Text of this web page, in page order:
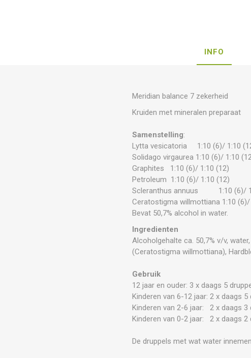
INFO
Meridian balance 7 zekerheid
Kruiden met mineralen preparaat
Samenstelling:
Lytta vesicatoria 1:10 (6)/ 1:10
Solidago virgaurea 1:10 (6)/ 1:10
Graphites 1:10 (6)/ 1:10 (12)
Petroleum 1:10 (6)/ 1:10 (12)
Scleranthus annuus 1:10 (6)/
Ceratostigma willmottiana 1:10 (6)/
Bevat 50,7% alcohol in water.
Ingredienten
Alcoholgehalte ca. 50,7% v/v,
(Ceratostigma willmottiana),
Gebruik
12 jaar en ouder: 3 x daags 5
Kinderen van 6-12 jaar: 2 x daags 5
Kinderen van 2-6 jaar: 2 x daags 3
Kinderen van 0-2 jaar: 2 x daags 2
De druppels met wat water